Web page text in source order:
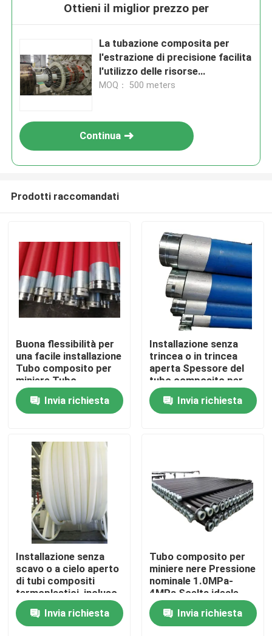
Casa
Prodotti
Mostra VR
Chi siamo
Controllo di qualità
Contattaci
notizie
Richiedere un preventivo
Tubi termoplastici rinforzati
Ottieni il miglior prezzo per
La tubazione composita per
l'estrazione di precisione facilita
l'utilizzo delle risorse
energetiche e minerarie per il
MOQ： 500 meters
Continua
Prodotti raccomandati
Buona flessibilità per
una facile installazione
Tubo composito per
miniere Tubo
composito in
polietilene e alluminio
per il trasporto di
Invia richiesta
Installazione senza
trincea o in trincea
aperta Spessore del
tubo composito per
miniere 85 mm Colore
nero Durabile e per
l'industria mineraria
Invia richiesta
Installazione senza
scavo o a cielo aperto
di tubi compositi
termoplastici, incluso
il servizio di
stampaggio, adatto
per soluzioni di
Invia richiesta
Tubo composito per
miniere nere Pressione
nominale 1.0MPa-
4MPa Scelta ideale
per progetti di
installazione senza
fossa o in fossa
Invia richiesta